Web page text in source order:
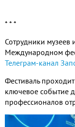
* * *
Сотрудники музеев
Международном
Телеграм-канал
Фестиваль
ключевое событие
профессионалов